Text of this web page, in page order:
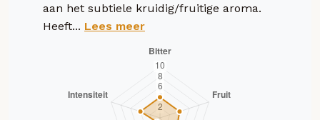
aan het subtiele kruidig/fruitige aroma.
Heeft... Lees meer